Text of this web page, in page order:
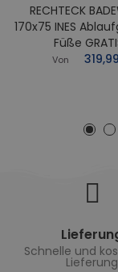
RECHTECK
170x75 INES
Füße
Von
Schnelle und
Lieferung